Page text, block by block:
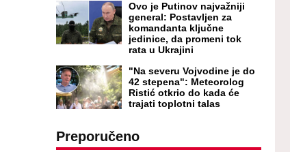
Ovo je Putinov najvažniji
general: Postavljen za
komandanta ključne
jedinice, da promeni tok
rata u Ukrajini
"Na severu Vojvodine je do
42 stepena": Meteorolog
Ristić otkrio do kada će
trajati toplotni talas
Preporučeno